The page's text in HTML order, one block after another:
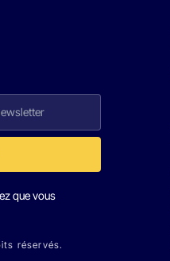
que vous
réservés.